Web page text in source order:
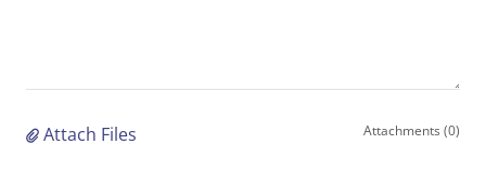
Attach Files Attachments (0)